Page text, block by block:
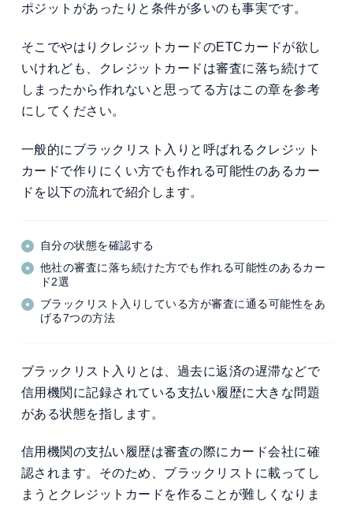
ポジットがあったりと条件が多いのも事実です。
そこでやはりクレジットカードのETCカードが欲し
いけれども、クレジットカードは審査に落ち続けて
しまったから作れないと思ってる方はこの章を参考
にしてください。
一般的にブラックリスト入りと呼ばれるクレジット
カードで作りにくい方でも作れる可能性のあるカー
ドを以下の流れで紹介します。
自分の状態を確認する
他社の審査に落ち続けた方でも作れる可能性のあるカー
ド2選
ブラックリスト入りしている方が審査に通る可能性をあ
げる7つの方法
ブラックリスト入りとは、過去に返済の遅滞などで
信用機関に記録されている支払い履歴に大きな問題
がある状態を指します。
信用機関の支払い履歴は審査の際にカード会社に確
認されます。そのため、ブラックリストに載ってし
まうとクレジットカードを作ることが難しくなりま